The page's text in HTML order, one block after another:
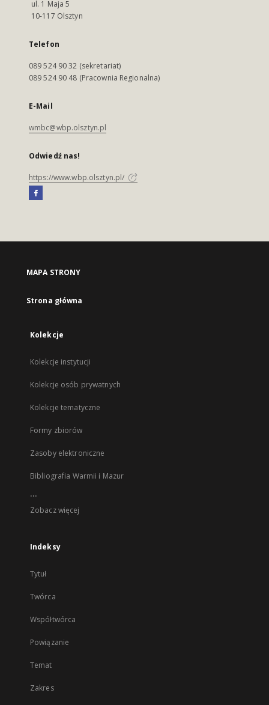
ul. 1 Maja 5
10-117 Olsztyn
Telefon
089 524 90 32 (sekretariat)
089 524 90 48 (Pracownia Regionalna)
E-Mail
wmbc@wbp.olsztyn.pl
Odwiedź nas!
https://www.wbp.olsztyn.pl/
MAPA STRONY
Strona główna
Kolekcje
Kolekcje instytucji
Kolekcje osób prywatnych
Kolekcje tematyczne
Formy zbiorów
Zasoby elektroniczne
Bibliografia Warmii i Mazur
...
Zobacz więcej
Indeksy
Tytuł
Twórca
Współtwórca
Powiązanie
Temat
Zakres